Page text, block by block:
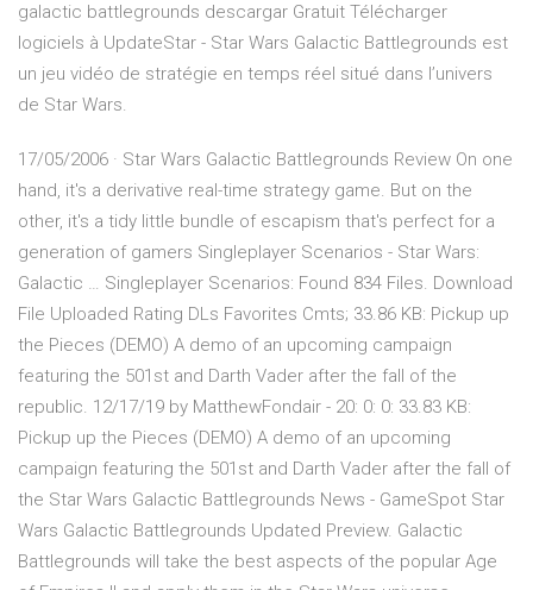
galactic battlegrounds descargar Gratuit Télécharger
logiciels à UpdateStar - Star Wars Galactic Battlegrounds est
un jeu vidéo de stratégie en temps réel situé dans l’univers
de Star Wars.
17/05/2006 · Star Wars Galactic Battlegrounds Review On one
hand, it's a derivative real-time strategy game. But on the
other, it's a tidy little bundle of escapism that's perfect for a
generation of gamers Singleplayer Scenarios - Star Wars:
Galactic … Singleplayer Scenarios: Found 834 Files. Download
File Uploaded Rating DLs Favorites Cmts; 33.86 KB: Pickup up
the Pieces (DEMO) A demo of an upcoming campaign
featuring the 501st and Darth Vader after the fall of the
republic. 12/17/19 by MatthewFondair - 20: 0: 0: 33.83 KB:
Pickup up the Pieces (DEMO) A demo of an upcoming
campaign featuring the 501st and Darth Vader after the fall of
the Star Wars Galactic Battlegrounds News - GameSpot Star
Wars Galactic Battlegrounds Updated Preview. Galactic
Battlegrounds will take the best aspects of the popular Age